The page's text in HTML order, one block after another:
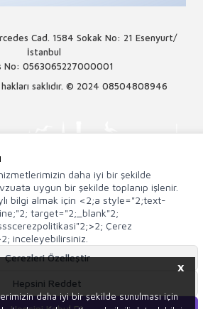
X
daha iyi bir şekilde sunulması için
Cad. 1584 Sokak No: 21 Esenyurt/
İstanbul
No: 0563065227000001
saklıdır. © 2024 08504808946
Sistemleriyle Hazırlanmıştır.
daha iyi bir şekilde
uygun bir şekilde toplanıp işlenir.
bilgi almak için <2;a style="2;text-
target="2;_blank"2;
Çerez
inceleyebilirsiniz.
Çerezleri Özelleştir
Hepsini Reddet